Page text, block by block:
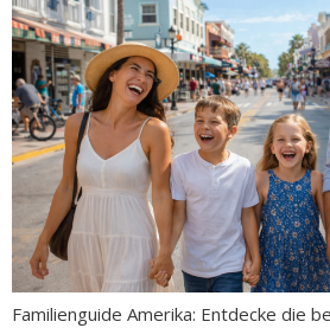
Familienguide Amerika: Entdecke die